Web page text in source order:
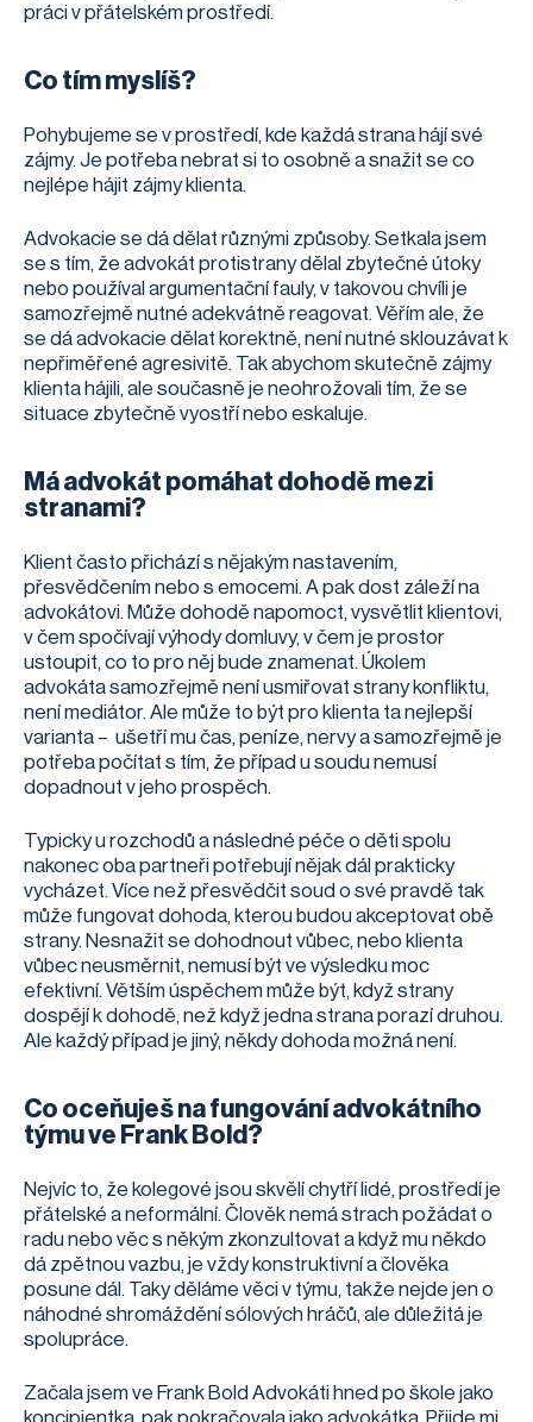
práci v přátelském prostředí.
Co tím myslíš?
Pohybujeme se v prostředí, kde každá strana hájí své
zájmy. Je potřeba nebrat si to osobně a snažit se co
nejlépe hájit zájmy klienta.
Advokacie se dá dělat různými způsoby. Setkala jsem
se s tím, že advokát protistrany dělal zbytečné útoky
nebo používal argumentační fauly, v takovou chvíli je
samozřejmě nutné adekvátně reagovat. Věřím ale, že
se dá advokacie dělat korektně, není nutné sklouzávat k
nepřiměřené agresivitě. Tak abychom skutečně zájmy
klienta hájili, ale současně je neohrožovali tím, že se
situace zbytečně vyostří nebo eskaluje.
Má advokát pomáhat dohodě mezi
stranami?
Klient často přichází s nějakým nastavením,
přesvědčením nebo s emocemi. A pak dost záleží na
advokátovi. Může dohodě napomoct, vysvětlit klientovi,
v čem spočívají výhody domluvy, v čem je prostor
ustoupit, co to pro něj bude znamenat. Úkolem
advokáta samozřejmě není usmiřovat strany konfliktu,
není mediátor. Ale může to být pro klienta ta nejlepší
varianta – ušetří mu čas, peníze, nervy a samozřejmě je
potřeba počítat s tím, že případ u soudu nemusí
dopadnout v jeho prospěch.
Typicky u rozchodů a následné péče o děti spolu
nakonec oba partneři potřebují nějak dál prakticky
vycházet. Více než přesvědčit soud o své pravdě tak
může fungovat dohoda, kterou budou akceptovat obě
strany. Nesnažit se dohodnout vůbec, nebo klienta
vůbec neusměrnit, nemusí být ve výsledku moc
efektivní. Větším úspěchem může být, když strany
dospějí k dohodě, než když jedna strana porazí druhou.
Ale každý případ je jiný, někdy dohoda možná není.
Co oceňuješ na fungování advokátního
týmu ve Frank Bold?
Nejvíc to, že kolegové jsou skvělí chytří lidé, prostředí je
přátelské a neformální. Člověk nemá strach požádat o
radu nebo věc s někým zkonzultovat a když mu někdo
dá zpětnou vazbu, je vždy konstruktivní a člověka
posune dál. Taky děláme věci v týmu, takže nejde jen o
náhodné shromáždění sólových hráčů, ale důležitá je
spolupráce.
Začala jsem ve Frank Bold Advokáti hned po škole jako
koncipientka, pak pokračovala jako advokátka. Přijde mi,